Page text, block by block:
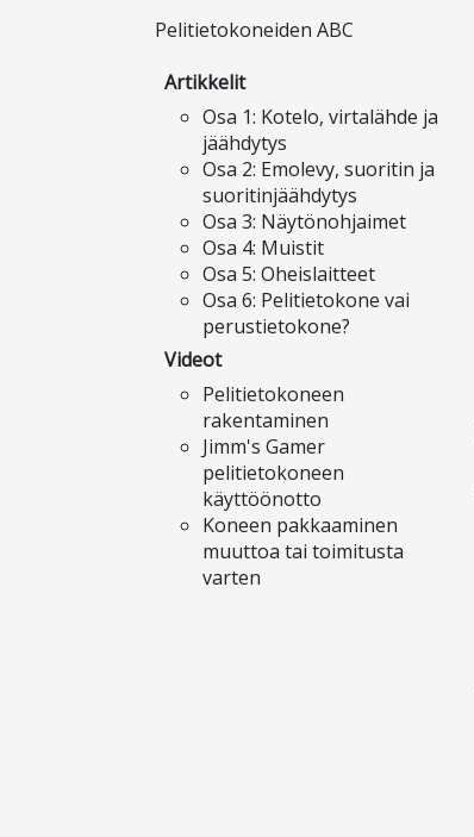
Pelitietokoneiden ABC
Artikkelit
Osa 1: Kotelo, virtalähde ja
jäähdytys
Osa 2: Emolevy, suoritin ja
suoritinjäähdytys
Osa 3: Näytönohjaimet
Osa 4: Muistit
Osa 5: Oheislaitteet
Osa 6: Pelitietokone vai
perustietokone?
Videot
Pelitietokoneen
rakentaminen
Jimm's Gamer
pelitietokoneen
käyttöönotto
Koneen pakkaaminen
muuttoa tai toimitusta
varten